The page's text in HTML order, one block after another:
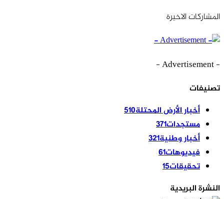
المشاركات الاخيرة
- Advertisement -
تصنيفات
أخبار الأرض المحتلة510
مستجدات371
أخبار وطنية321
فيديوهات61
تحقيقات15
النشرة البريدية